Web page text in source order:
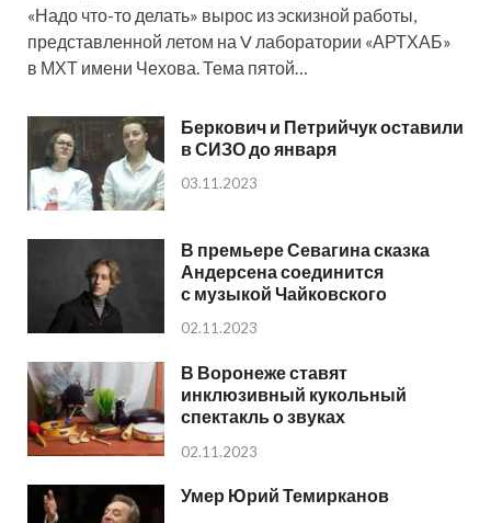
«Надо что-то делать» вырос из эскизной работы,
представленной летом на V лаборатории «АРТХАБ»
в МХТ имени Чехова. Тема пятой…
Беркович и Петрийчук оставили
в СИЗО до января
03.11.2023
В премьере Севагина сказка
Андерсена соединится
с музыкой Чайковского
02.11.2023
В Воронеже ставят
инклюзивный кукольный
спектакль о звуках
02.11.2023
Умер Юрий Темирканов